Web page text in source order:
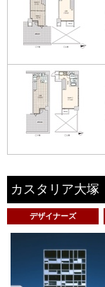
カスタリア大塚
デザイナーズ